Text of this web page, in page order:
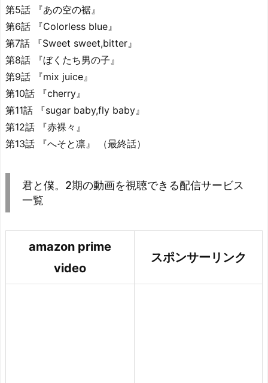
第5話 『あの空の裾』
第6話 『Colorless blue』
第7話 『Sweet sweet,bitter』
第8話 『ぼくたち男の子』
第9話 『mix juice』
第10話 『cherry』
第11話 『sugar baby,fly baby』
第12話 『赤裸々』
第13話 『へそと凛』 （最終話）
君と僕。2期の動画を視聴できる配信サービス
一覧
amazon prime
video
スポンサーリンク